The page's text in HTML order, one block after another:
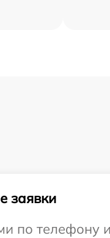
заявки
по телефону